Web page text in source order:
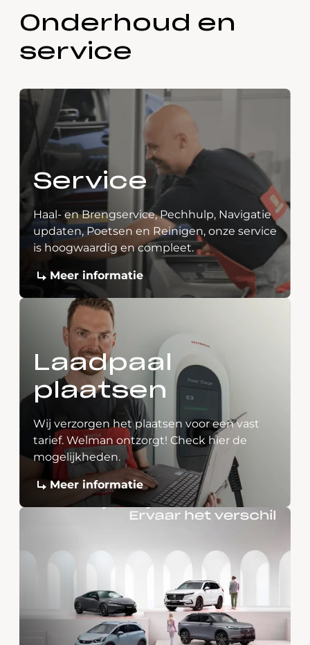
Onderhoud en
service
Service
Haal- en Brengservice, Pechhulp, Navigatie
updaten, Poetsen en Reinigen, onze service
is hoogwaardig en compleet.
Meer informatie
Laadpaal
plaatsen
Wij verzorgen het plaatsen voor een vast
tarief. Welman ontzorgt! Check hier de
mogelijkheden.
Meer informatie